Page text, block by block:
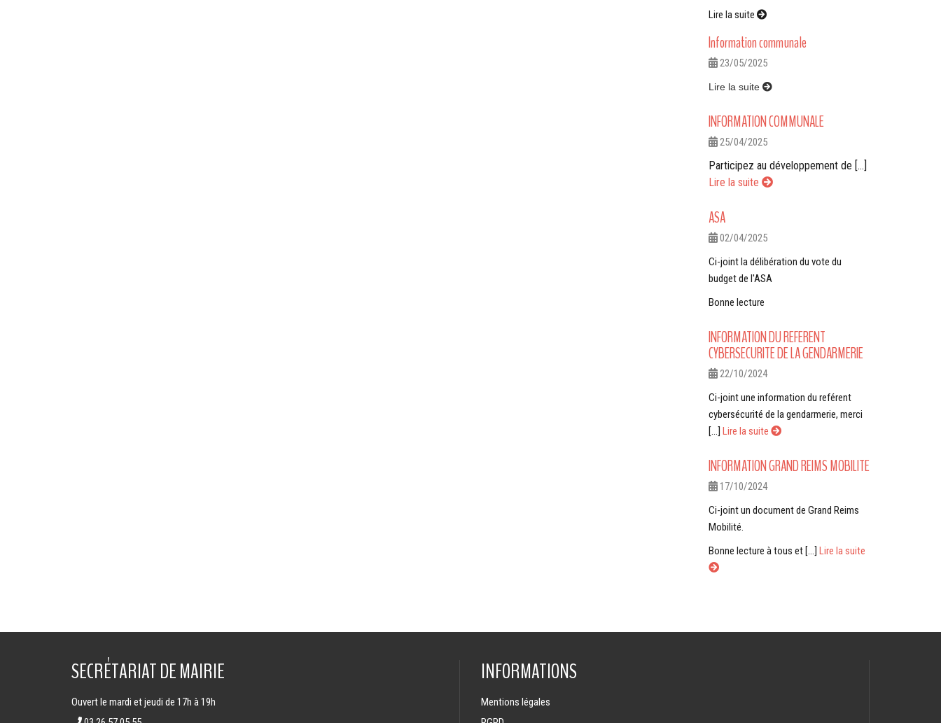
Lire la suite
Information communale
23/05/2025
Lire la suite
INFORMATION COMMUNALE
25/04/2025
Participez au développement de [...]
Lire la suite
ASA
02/04/2025
Ci-joint la délibération du vote du
budget de l'ASA
Bonne lecture
INFORMATION DU REFERENT
CYBERSECURITE DE LA GENDARMERIE
22/10/2024
Ci-joint une information du reférent
cybersécurité de la gendarmerie, merci
[...] Lire la suite
INFORMATION GRAND REIMS MOBILITE
17/10/2024
Ci-joint un document de Grand Reims
Mobilité.
Bonne lecture à tous et [...] Lire la suite
SECRÉTARIAT DE MAIRIE
Ouvert le mardi et jeudi de 17h à 19h
INFORMATIONS
Mentions légales